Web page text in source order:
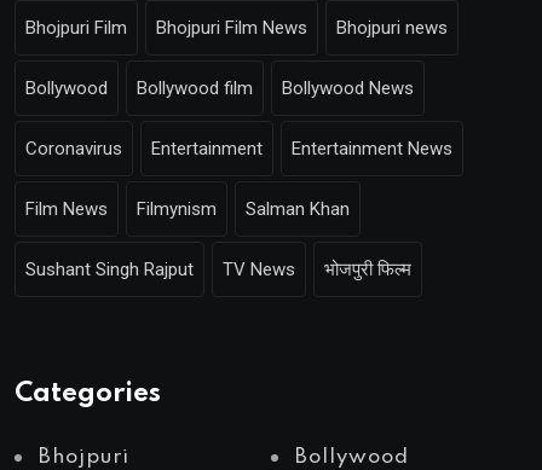
Bhojpuri Film Bhojpuri Film News Bhojpuri news
Bollywood Bollywood film Bollywood News
Coronavirus Entertainment Entertainment News
Film News Filmynism Salman Khan
Sushant Singh Rajput TV News भोजपुरी फिल्म
Categories
Bhojpuri Bollywood